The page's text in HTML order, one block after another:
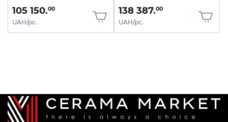
105 150.00
UAH/pc.
138 387.00
UAH/pc.